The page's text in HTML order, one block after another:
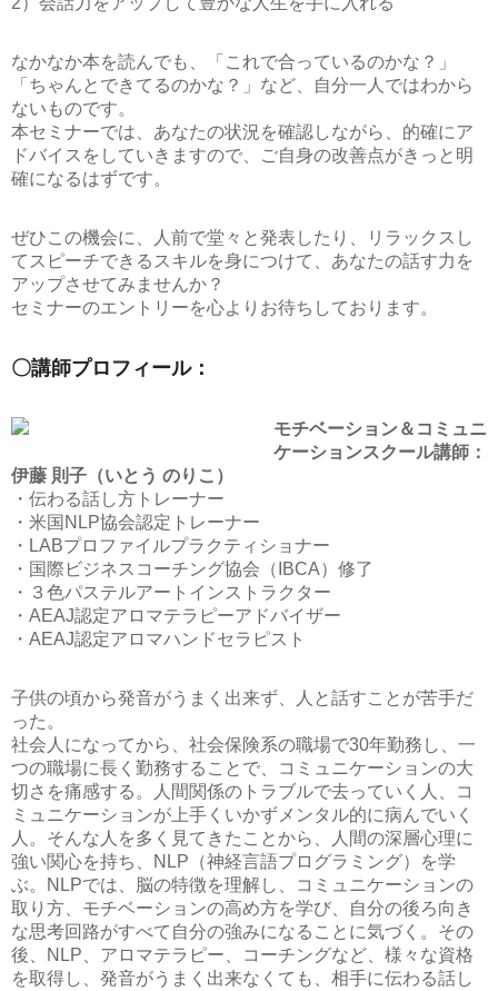
なかなか本を読んでも、「これで合っているのかな？」
「ちゃんとできてるのかな？」など、自分一人ではわから
ないものです。
本セミナーでは、あなたの状況を確認しながら、的確にア
ドバイスをしていきますので、ご自身の改善点がきっと明
確になるはずです。
ぜひこの機会に、人前で堂々と発表したり、リラックスし
てスピーチできるスキルを身につけて、あなたの話す力を
アップさせてみませんか？
セミナーのエントリーを心よりお待ちしております。
〇講師プロフィール：
モチベーション＆コミュニ
ケーションスクール講師：
伊藤 則子（いとう のりこ）
・伝わる話し方トレーナー
・米国NLP協会認定トレーナー
・LABプロファイルプラクティショナー
・国際ビジネスコーチング協会（IBCA）修了
・３色パステルアートインストラクター
・AEAJ認定アロマテラピーアドバイザー
・AEAJ認定アロマハンドセラピスト
子供の頃から発音がうまく出来ず、人と話すことが苦手だ
った。
社会人になってから、社会保険系の職場で30年勤務し、一
つの職場に長く勤務することで、コミュニケーションの大
切さを痛感する。人間関係のトラブルで去っていく人、コ
ミュニケーションが上手くいかずメンタル的に病んでいく
人。そんな人を多く見てきたことから、人間の深層心理に
強い関心を持ち、NLP（神経言語プログラミング）を学
ぶ。NLPでは、脳の特徴を理解し、コミュニケーションの
取り方、モチベーションの高め方を学び、自分の後ろ向き
な思考回路がすべて自分の強みになることに気づく。その
後、NLP、アロマテラピー、コーチングなど、様々な資格
を取得し、発音がうまく出来なくても、相手に伝わる話し